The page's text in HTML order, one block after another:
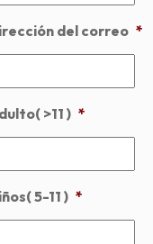
del correo *
>11 ) *
5-11 ) *